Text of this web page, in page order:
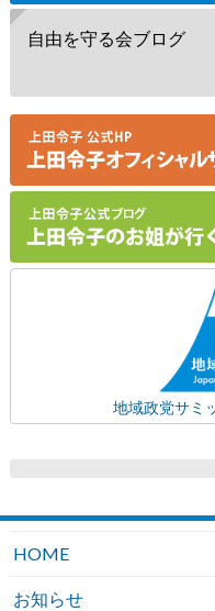
自由を守る会ブログ
地域政党サミ
HOME
お知らせ